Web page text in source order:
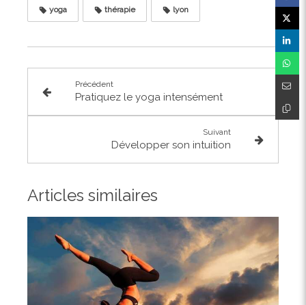
yoga thérapie lyon
Précédent
Pratiquez le yoga intensément
Suivant
Développer son intuition
Articles similaires